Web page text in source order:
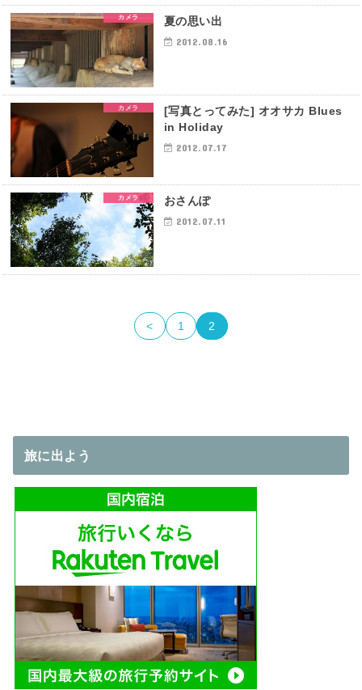
カメラ 夏の思い出
2012.08.16
カメラ
[写真とってみた] オオサカ Blues
in Holiday
2012.07.17
カメラ おさんぽ
2012.07.11
< 1 2
旅に出よう